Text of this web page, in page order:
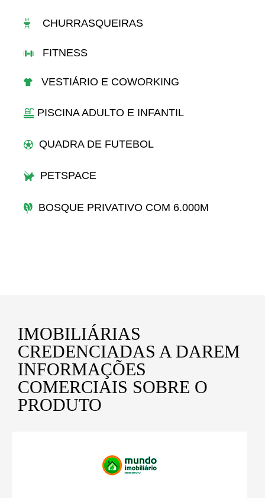
CHURRASQUEIRAS
FITNESS
VESTIÁRIO E COWORKING
PISCINA ADULTO E INFANTIL
QUADRA DE FUTEBOL
PETSPACE
BOSQUE PRIVATIVO COM 6.000M
IMOBILIÁRIAS
CREDENCIADAS A DAREM
INFORMAÇÕES
COMERCIAIS SOBRE O
PRODUTO